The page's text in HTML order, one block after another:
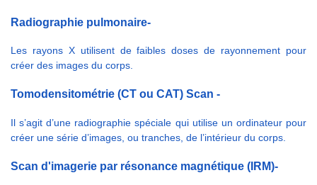
Radiographie pulmonaire-
Les rayons X utilisent de faibles doses de rayonnement pour
créer des images du corps.
Tomodensitométrie (CT ou CAT) Scan -
Il s’agit d’une radiographie spéciale qui utilise un ordinateur pour
créer une série d’images, ou tranches, de l’intérieur du corps.
Scan d'imagerie par résonance magnétique (IRM)-